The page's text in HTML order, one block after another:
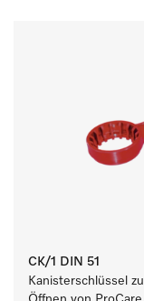
CK/1 DIN 51
Kanisterschlüssel